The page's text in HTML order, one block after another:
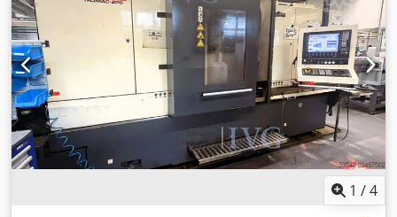
Spindellage 1 s. Max. 8 Längsschlitten, max. 7
Kreuzschlitten, 1 Abstechschlitten.
Maschinenabmessungen ohne Peripherie ca. 7.100 x 2.400
x 3.300 mm, Schaltschrankabmessungen ca. 5.000 x 600 x
2.300 mm. Maschinengewicht ca. 18.000 kg,
Schaltschrankgewicht ca. 2.500 kg. Stangenlader IEMCA
PRA 52/P/33, Baujahr 2018, Seriennummer 021813EA02.
Mit Späneförderband und Filteranlage ZPS 925A1851C1F,
Baujahr 2016, Seriennummer 0013. Ohne Werkzeuge.
1 /4